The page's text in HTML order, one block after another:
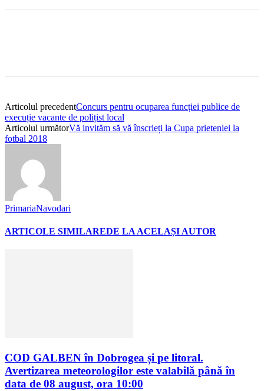
Articolul precedentConcurs pentru ocuparea funcției publice de
execuție vacante de polițist local
Articolul următorVă invităm să vă înscrieți la Cupa prieteniei la
fotbal 2018
PrimariaNavodari
ARTICOLE SIMILAREDE LA ACELAȘI AUTOR
COD GALBEN în Dobrogea și pe litoral.
Avertizarea meteorologilor este valabilă până în
data de 08 august, ora 10:00